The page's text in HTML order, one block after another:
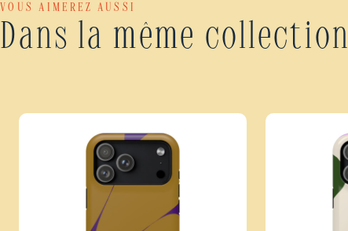
VOUS AIMEREZ AUSSI
Dans la même collection